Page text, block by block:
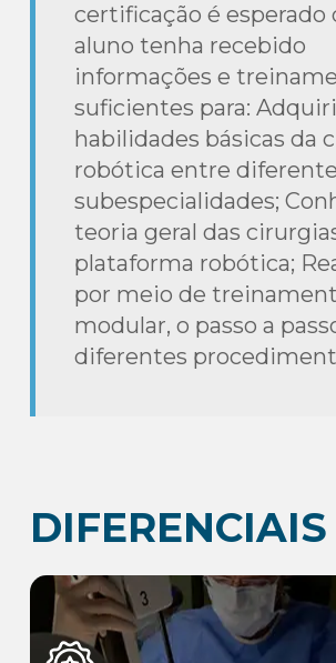
certificação é esperado
aluno tenha recebido
informações e
suficientes para:
habilidades básicas da
robótica entre
subespecialidades;
teoria geral das
plataforma robótica;
por meio de
modular, o passo a
diferentes
DIFERENCIAIS